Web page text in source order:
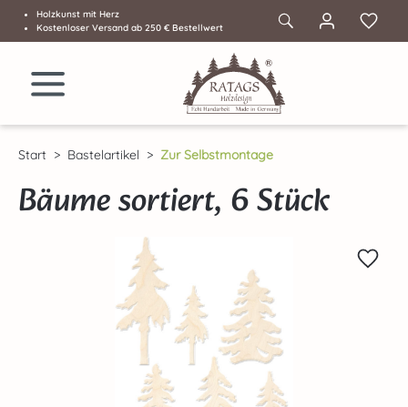
Zum Hauptinhalt springen
Holzkunst mit Herz
Kostenloser Versand ab 250 € Bestellwert
Start Bastelartikel Zur Selbstmontage
Bäume sortiert, 6 Stück
Bildergalerie überspringen